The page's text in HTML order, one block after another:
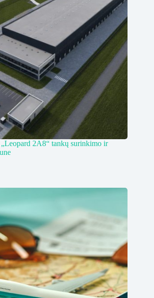
2A8“ tankų surinkimo ir